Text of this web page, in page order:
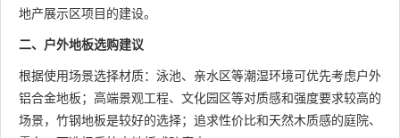
地产展示区项目的建设。
二、户外地板选购建议
根据使用场景选择材质：泳池、亲水区等潮湿环境可优先考虑户外
铝合金地板；高端景观工程、文化园区等对质感和强度要求较高的
场景，竹钢地板是较好的选择；追求性价比和天然木质感的庭院、